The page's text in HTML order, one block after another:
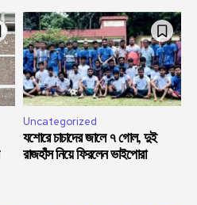
Uncategorized
যশোরে চাচাদের জালে ৭ গোল, দুই
রাজহাঁস নিয়ে ফিরলেন ভাইপোরা